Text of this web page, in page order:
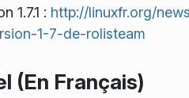
1.7.1 : http://linuxfr.org/
1-7-de-rolisteam
(En Français)